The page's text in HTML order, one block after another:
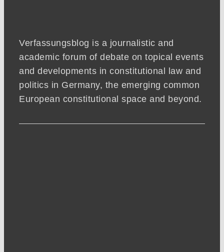
Verfassungsblog is a journalistic and
academic forum of debate on topical events
and developments in constitutional law and
politics in Germany, the emerging common
European constitutional space and beyond.